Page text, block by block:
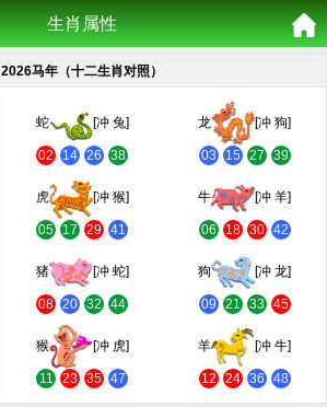
生肖属性
2026马年（十二生肖对照）
蛇 [冲 兔]
02 14 26 38
龙 [冲 狗]
03 15 27 39
虎 [冲 猴]
05 17 29 41
牛 [冲 羊]
06 18 30 42
猪 [冲 蛇]
08 20 32 44
狗 [冲 龙]
09 21 33 45
猴 [冲 虎]
11 23 35 47
羊 [冲 牛]
12 24 36 48